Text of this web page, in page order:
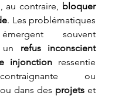
au contraire, bloquer
. Les problématiques
souvent
refus inconscient
injonction ressentie
ou
dans des projets